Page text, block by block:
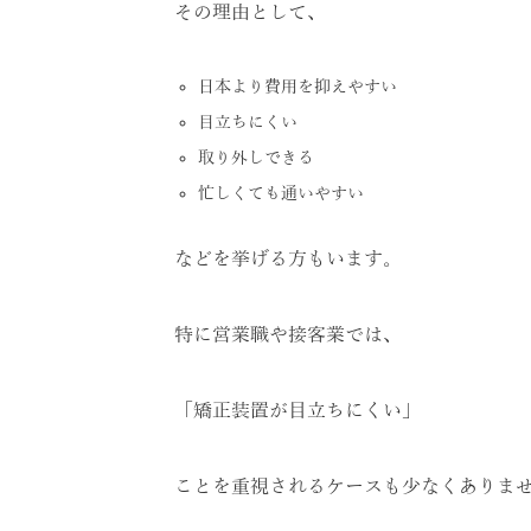
その理由として、
日本より費用を抑えやすい
目立ちにくい
取り外しできる
忙しくても通いやすい
などを挙げる方もいます。
特に営業職や接客業では、
「矯正装置が目立ちにくい」
ことを重視されるケースも少なくありま